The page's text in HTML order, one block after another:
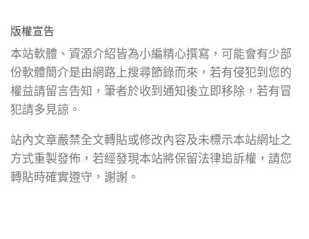
版權宣告
本站軟體、資源介紹皆為小編精心撰寫，可能會有少部
份軟體簡介是由網路上搜尋節錄而來，若有侵犯到您的
權益請留言告知，筆者於收到通知後立即移除，若有冒
犯請多見諒。
站內文章嚴禁全文轉貼或修改內容及未標示本站網址之
方式重製發佈，若經發現本站將保留法律追訴權，請您
轉貼時確實遵守，謝謝。